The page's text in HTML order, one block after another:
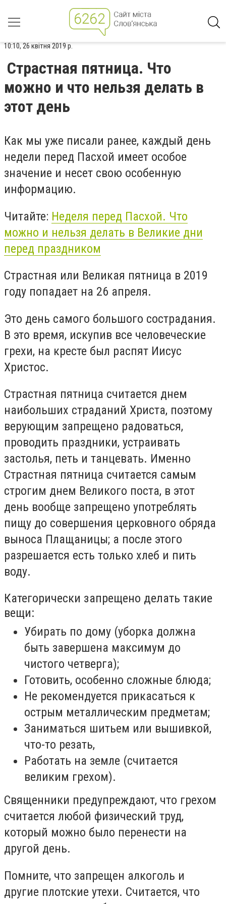
10:10, 26 квітня 2019 р.
Страстная пятница. Что
можно и что нельзя делать в
этот день
Как мы уже писали ранее, каждый день
недели перед Пасхой имеет особое
значение и несет свою особенную
информацию.
Читайте: Неделя перед Пасхой. Что
можно и нельзя делать в Великие дни
перед праздником
Страстная или Великая пятница в 2019
году попадает на 26 апреля.
Это день самого большого сострадания.
В это время, искупив все человеческие
грехи, на кресте был распят Иисус
Христос.
Страстная пятница считается днем
наибольших страданий Христа, поэтому
верующим запрещено радоваться,
проводить праздники, устраивать
застолья, петь и танцевать. Именно
Страстная пятница считается самым
строгим днем Великого поста, в этот
день вообще запрещено употреблять
пищу до совершения церковного обряда
выноса Плащаницы; а после этого
разрешается есть только хлеб и пить
воду.
Категорически запрещено делать такие
вещи:
Убирать по дому (уборка должна
быть завершена максимум до
чистого четверга);
Готовить, особенно сложные блюда;
Не рекомендуется прикасаться к
острым металлическим предметам;
Заниматься шитьем или вышивкой,
что-то резать,
Работать на земле (считается
великим грехом).
Священники предупреждают, что грехом
считается любой физический труд,
который можно было перенести на
другой день.
Помните, что запрещен алкоголь и
другие плотские утехи. Считается, что